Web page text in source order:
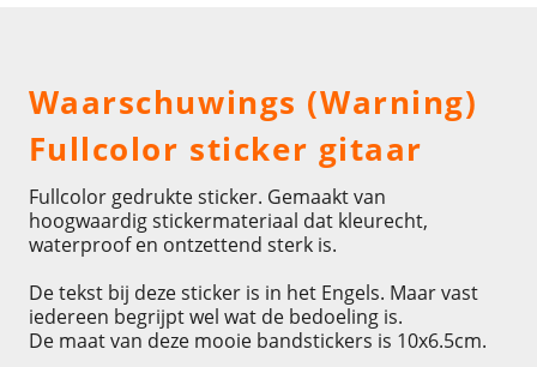
Waarschuwings (Warning)
Fullcolor sticker gitaar
Fullcolor gedrukte sticker. Gemaakt van
hoogwaardig stickermateriaal dat kleurecht,
waterproof en ontzettend sterk is.
De tekst bij deze sticker is in het Engels. Maar vast
iedereen begrijpt wel wat de bedoeling is.
De maat van deze mooie bandstickers is 10x6.5cm.